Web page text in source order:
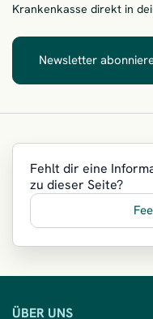
Krankenkasse direkt in
Newsletter
Fehlt dir eine
zu dieser Seite?
ÜBER UNS